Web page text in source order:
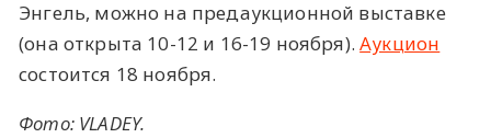
Энгель, можно на предаукционной выставке
(она открыта 10-12 и 16-19 ноября).Аукцион
состоится 18 ноября.
Фото: VLADEY.